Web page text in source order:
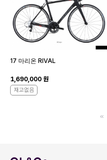
17 마리온 RIVAL
1,690,000 원
재고없음
«